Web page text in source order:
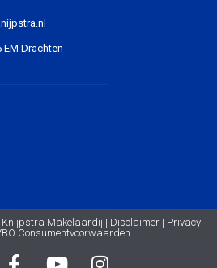
EM Drachten
Knijpstra Makelaardij | Disclaimer | Privacy
Consumentvoorwaarden